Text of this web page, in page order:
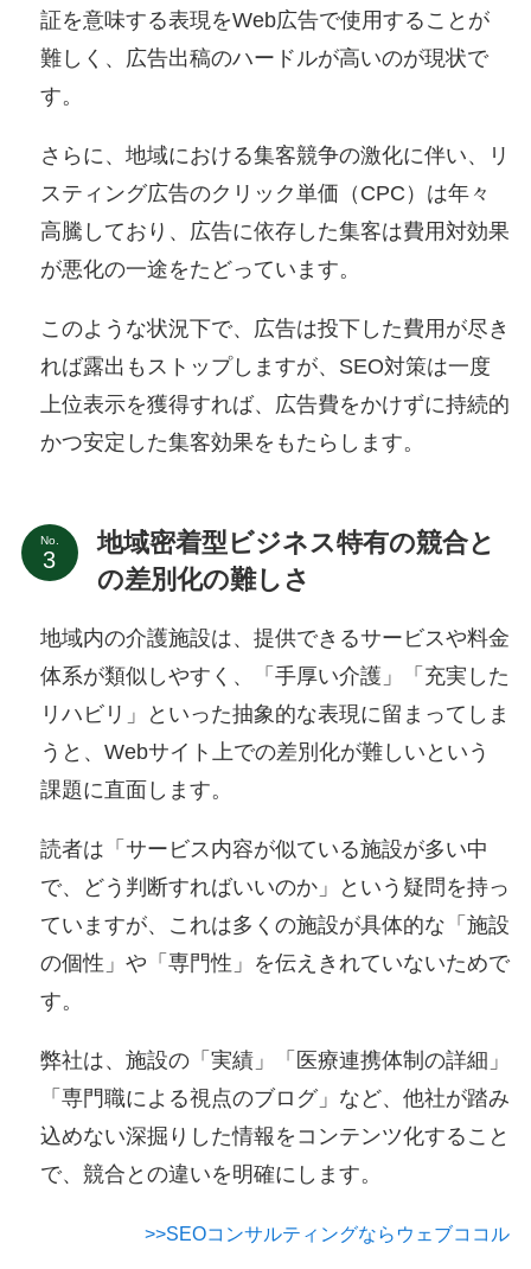
証を意味する表現をWeb広告で使用することが
難しく、広告出稿のハードルが高いのが現状で
す。
さらに、地域における集客競争の激化に伴い、リ
スティング広告のクリック単価（CPC）は年々
高騰しており、広告に依存した集客は費用対効果
が悪化の一途をたどっています。
このような状況下で、広告は投下した費用が尽き
れば露出もストップしますが、SEO対策は一度
上位表示を獲得すれば、広告費をかけずに持続的
かつ安定した集客効果をもたらします。
No.
地域密着型ビジネス特有の競合と
の差別化の難しさ
地域内の介護施設は、提供できるサービスや料金
体系が類似しやすく、「手厚い介護」「充実した
リハビリ」といった抽象的な表現に留まってしま
うと、Webサイト上での差別化が難しいという
課題に直面します。
読者は「サービス内容が似ている施設が多い中
で、どう判断すればいいのか」という疑問を持っ
ていますが、これは多くの施設が具体的な「施設
の個性」や「専門性」を伝えきれていないためで
す。
弊社は、施設の「実績」「医療連携体制の詳細」
「専門職による視点のブログ」など、他社が踏み
込めない深掘りした情報をコンテンツ化すること
で、競合との違いを明確にします。
>>SEOコンサルティングならウェブココル